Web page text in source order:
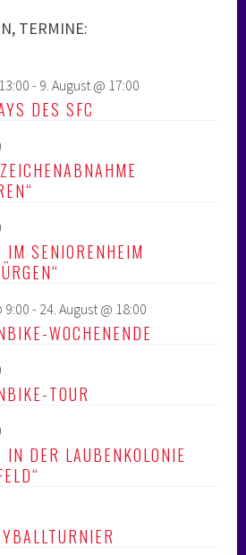
TERMINE:
- 9. August @ 17:00
DES SFC
IM SENIORENHEIM
9:00 - 24. August @ 18:00
WOCHENENDE
TOUR
DER LAUBENKOLONIE